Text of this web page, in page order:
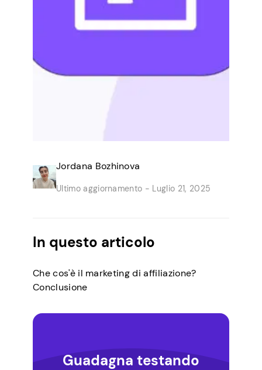
Jordana Bozhinova
Ultimo aggiornamento - Luglio 21, 2025
In questo articolo
Che cos'è il marketing di affiliazione?
Conclusione
Guadagna testando